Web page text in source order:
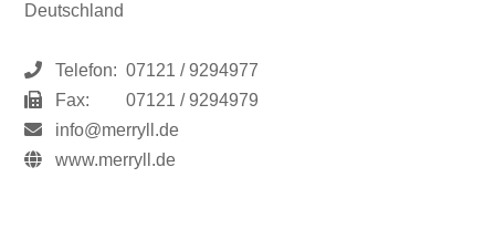
Deutschland
Telefon: 07121 / 9294977
Fax:
07121 / 9294979
info@merryll.de
www.merryll.de